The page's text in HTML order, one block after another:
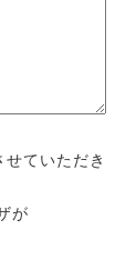
ていただき
が